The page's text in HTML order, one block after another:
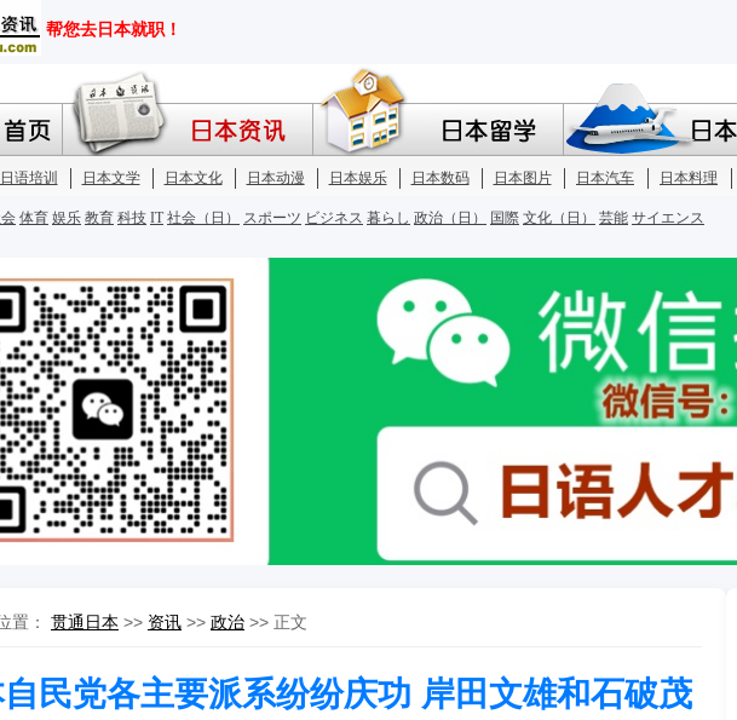
置： 贯通日本 >> 资讯 >> 政治 >> 正文
自民党各主要派系纷纷庆功 岸田文雄和石破茂